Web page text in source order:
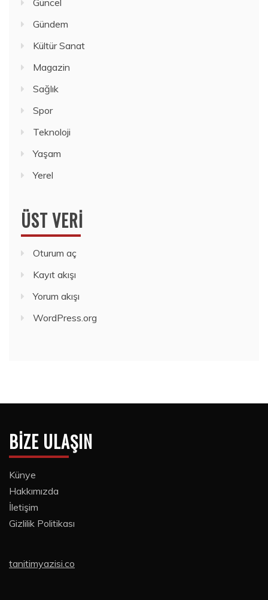
Güncel
Gündem
Kültür Sanat
Magazin
Sağlık
Spor
Teknoloji
Yaşam
Yerel
ÜST VERI
Oturum aç
Kayıt akışı
Yorum akışı
WordPress.org
BIZE ULAŞIN
Künye
Hakkımızda
İletişim
Gizlilik Politikası
tanitimyazisi.co